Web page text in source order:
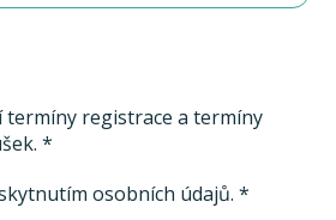
termíny registrace a termíny
*
osobních údajů. *